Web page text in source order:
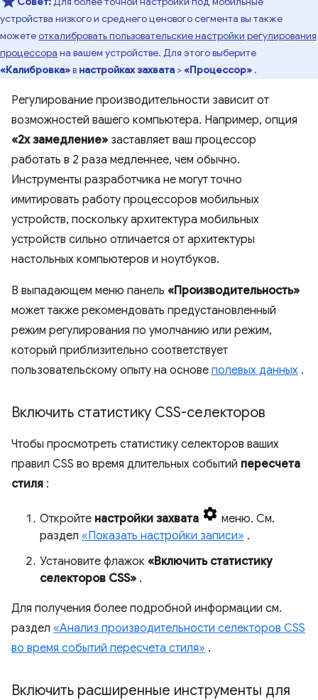
устройства низкого и среднего ценового сегмента вы также
можетеоткалибровать пользовательские настройки регулирования
процессора на вашем устройстве. Для этого выберите
«Калибровка»в настройках захвата >«Процессор» .
Регулирование производительности зависит от
возможностей вашего компьютера. Например, опция
«2x замедление» заставляет ваш процессор
работать в 2 раза медленнее, чем обычно.
Инструменты разработчика не могут точно
имитировать работу процессоров мобильных
устройств, поскольку архитектура мобильных
устройств сильно отличается от архитектуры
настольных компьютеров и ноутбуков.
В выпадающем меню панель «Производительность»
может также рекомендовать предустановленный
режим регулирования по умолчанию или режим,
который приблизительно соответствует
пользовательскому опыту на основе полевых данных .
Включить статистику CSS-селекторов
Чтобы просмотреть статистику селекторов ваших
правил CSS во время длительных событий пересчета
стиля :
Откройте настройки захвата
меню. См.
раздел «Показать настройки записи» .
Установите флажок «Включить статистику
селекторов CSS» .
Для получения более подробной информации см.
раздел «Анализ производительности селекторов CSS
во время событий пересчета стиля» .
Включить расширенные инструменты для